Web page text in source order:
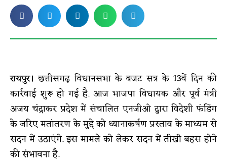
रायपुर। छत्तीसगढ़ विधानसभा के बजट सत्र के 13वें दिन की
कार्रवाई शुरू हो गई है. आज भाजपा विधायक और पूर्व मंत्री
अजय चंद्राकर प्रदेश में संचालित एनजीओ द्वारा विदेशी फंडिंग
के जरिए मतांतरण के मुद्दे को ध्यानाकर्षण प्रस्ताव के माध्यम से
सदन में उठाएंगे. इस मामले को लेकर सदन में तीखी बहस होने
की संभावना है.